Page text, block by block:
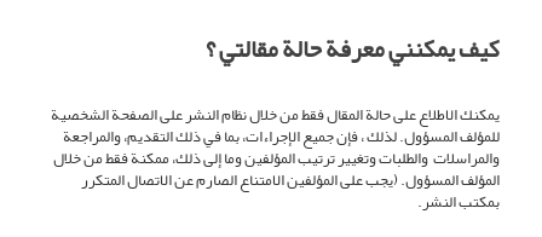
كيف يمكنني معرفة حالة مقالتي ؟
يمكنك الاطلاع على حالة المقال فقط من خلال نظام النشر على الصفحة الشخصية
للمؤلف المسؤول. لذلك ، فإن جميع الإجراءات، بما في ذلك التقديم، والمراجعة
والمراسلات والطلبات وتغيير ترتيب المؤلفين وما إلى ذلك، ممكنة فقط من خلال
المؤلف المسؤول. (يجب على المؤلفين الامتناع الصارم عن الاتصال المتكرر
بمكتب النشر.